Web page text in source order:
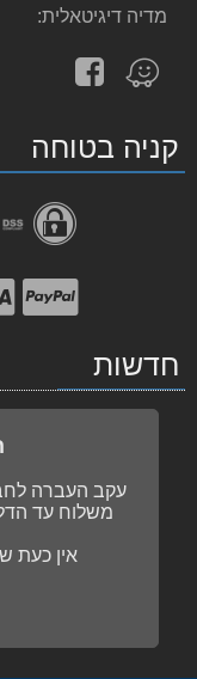
מדיה דיגיטאלית:
מצא
אותנו
Waze
קניה בטוחה
חדשות
עקב העברה
אין כעת